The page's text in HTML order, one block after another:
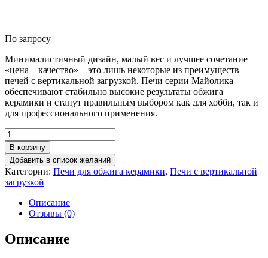
По запросу
Минималистичный дизайн, малый вес и лучшее сочетание
«цена – качество» – это лишь некоторые из преимуществ
печей с вертикальной загрузкой. Печи серии Майолика
обеспечивают стабильно высокие результаты обжига
керамики и станут правильным выбором как для хобби, так и
для профессионального применения.
Количество
товара
Печь
Майолика
130
В корзину
Добавить в список желаний
Категории: Печи для обжига керамики, Печи с вертикальной
загрузкой
Описание
Отзывы (0)
Описание